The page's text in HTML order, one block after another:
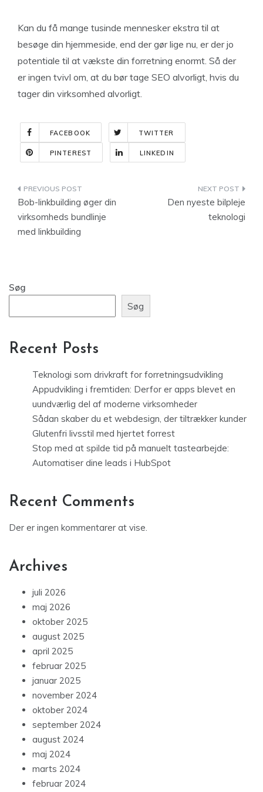
Kan du få mange tusinde mennesker ekstra til at
besøge din hjemmeside, end der gør lige nu, er der jo
potentiale til at vækste din forretning enormt. Så der
er ingen tvivl om, at du bør tage SEO alvorligt, hvis du
tager din virksomhed alvorligt.
FACEBOOK TWITTER
PINTEREST LINKEDIN
Indlægsnavigation
Bob-linkbuilding øger din
virksomheds bundlinje
med linkbuilding
Den nyeste bilpleje
teknologi
Søg
Søg
Recent Posts
Teknologi som drivkraft for forretningsudvikling
Appudvikling i fremtiden: Derfor er apps blevet en
uundværlig del af moderne virksomheder
Sådan skaber du et webdesign, der tiltrækker kunder
Glutenfri livsstil med hjertet forrest
Stop med at spilde tid på manuelt tastearbejde:
Automatiser dine leads i HubSpot
Recent Comments
Der er ingen kommentarer at vise.
Archives
juli 2026
maj 2026
oktober 2025
august 2025
april 2025
februar 2025
januar 2025
november 2024
oktober 2024
september 2024
august 2024
maj 2024
marts 2024
februar 2024